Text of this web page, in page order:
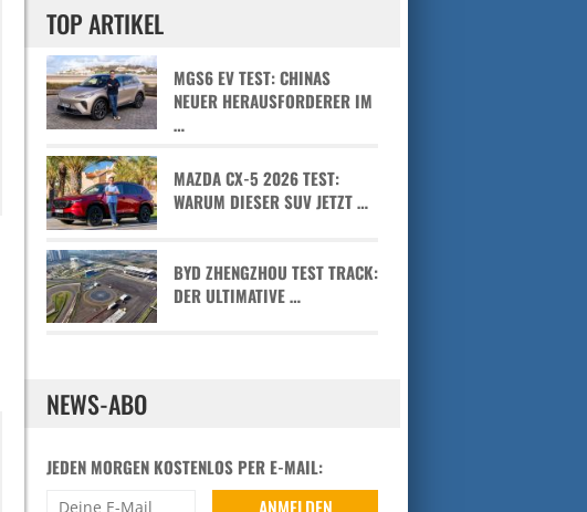
TOP ARTIKEL
MGS6 EV TEST: CHINAS
NEUER HERAUSFORDERER IM
…
MAZDA CX-5 2026 TEST:
WARUM DIESER SUV JETZT …
BYD ZHENGZHOU TEST TRACK:
DER ULTIMATIVE …
NEWS-ABO
JEDEN MORGEN KOSTENLOS PER E-MAIL: